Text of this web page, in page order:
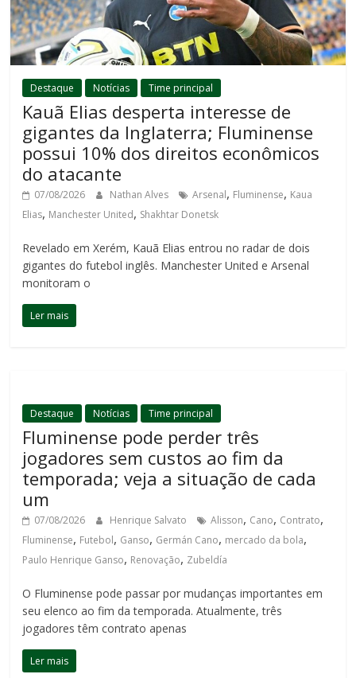
Destaque Notícias Time principal
Kauã Elias desperta interesse de
gigantes da Inglaterra; Fluminense
possui 10% dos direitos econômicos
do atacante
07/08/2026 Nathan Alves Arsenal, Fluminense, Kaua
Elias, Manchester United, Shakhtar Donetsk
Revelado em Xerém, Kauã Elias entrou no radar de dois
gigantes do futebol inglês. Manchester United e Arsenal
monitoram o
Ler mais
Destaque Notícias Time principal
Fluminense pode perder três
jogadores sem custos ao fim da
temporada; veja a situação de cada
um
07/08/2026 Henrique Salvato Alisson, Cano, Contrato,
Fluminense, Futebol, Ganso, Germán Cano, mercado da bola,
Paulo Henrique Ganso, Renovação, Zubeldía
O Fluminense pode passar por mudanças importantes em
seu elenco ao fim da temporada. Atualmente, três
jogadores têm contrato apenas
Ler mais